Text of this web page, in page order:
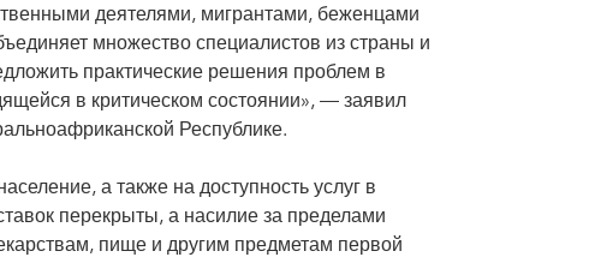
деятелями, мигрантами, беженцами
множество специалистов из страны и
практические решения проблем в
в критическом состоянии», — заявил
Республике.
а также на доступность услуг в
перекрыты, а насилие за пределами
пище и другим предметам первой